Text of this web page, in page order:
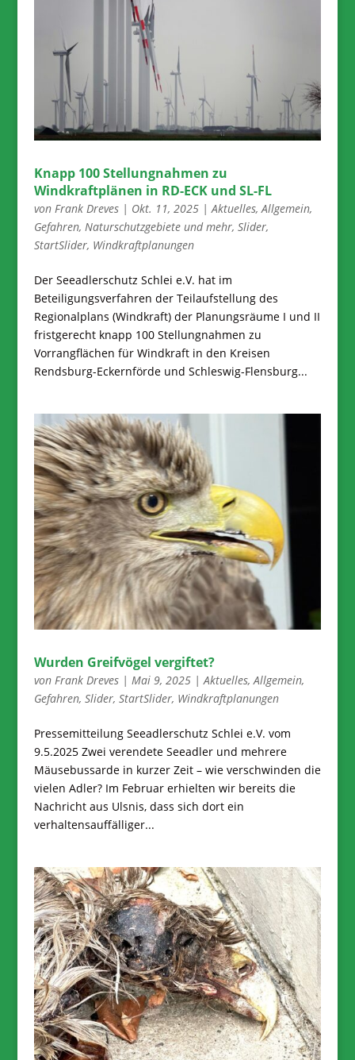
Knapp 100 Stellungnahmen zu
Windkraftplänen in RD-ECK und SL-FL
von Frank Dreves| Okt. 11, 2025|Aktuelles,Allgemein,
Gefahren, Naturschutzgebiete und mehr, Slider,
StartSlider, Windkraftplanungen
Der Seeadlerschutz Schlei e.V. hat im
Beteiligungsverfahren der Teilaufstellung des
Regionalplans (Windkraft) der Planungsräume I und II
fristgerecht knapp 100 Stellungnahmen zu
Vorrangflächen für Windkraft in den Kreisen
Rendsburg-Eckernförde und Schleswig-Flensburg...
Wurden Greifvögel vergiftet?
von Frank Dreves| Mai 9, 2025|Aktuelles,Allgemein,
Gefahren, Slider, StartSlider, Windkraftplanungen
Pressemitteilung Seeadlerschutz Schlei e.V. vom
9.5.2025 Zwei verendete Seeadler und mehrere
Mäusebussarde in kurzer Zeit – wie verschwinden die
vielen Adler? Im Februar erhielten wir bereits die
Nachricht aus Ulsnis, dass sich dort ein
verhaltensauffälliger...